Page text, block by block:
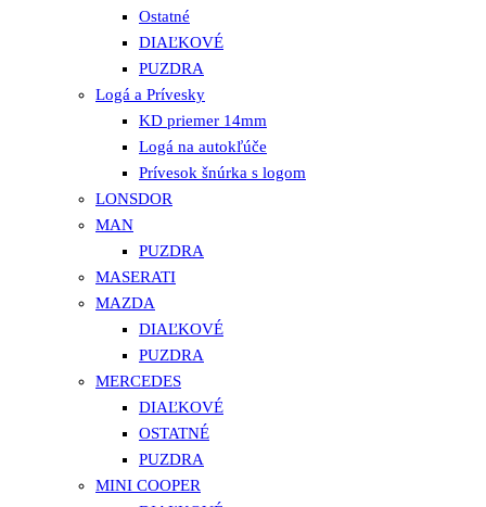
Ostatné
DIAĽKOVÉ
PUZDRA
Logá a Prívesky
KD priemer 14mm
Logá na autokľúče
Prívesok šnúrka s logom
LONSDOR
MAN
PUZDRA
MASERATI
MAZDA
DIAĽKOVÉ
PUZDRA
MERCEDES
DIAĽKOVÉ
OSTATNÉ
PUZDRA
MINI COOPER